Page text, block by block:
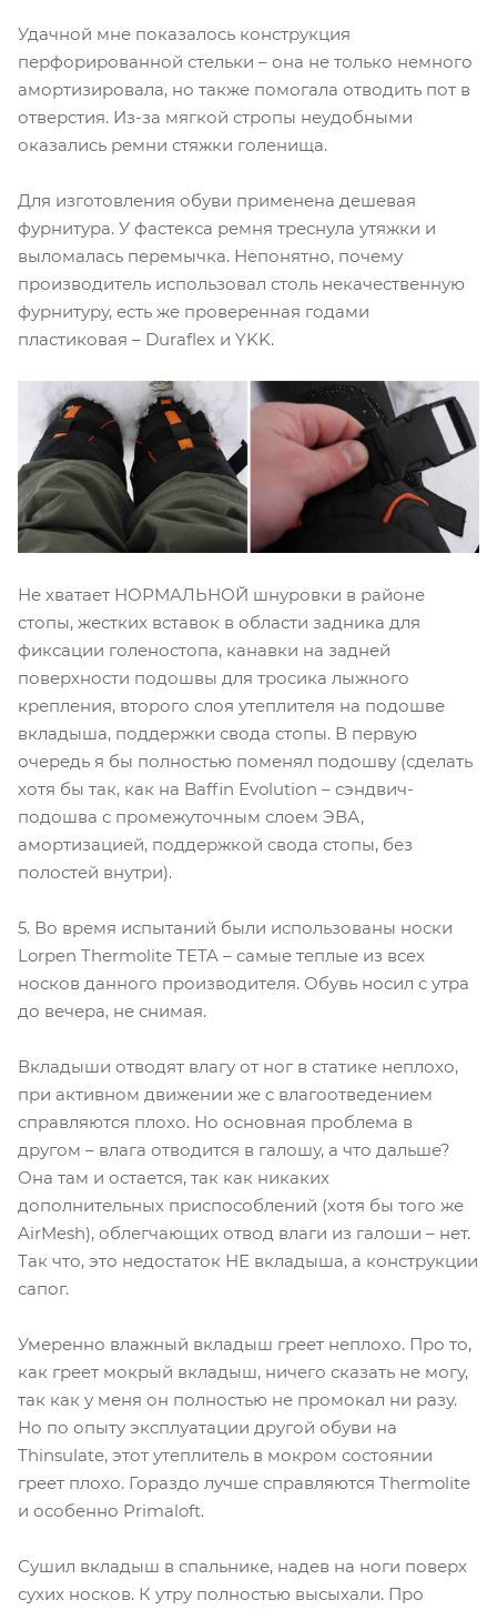
Удачной мне показалось конструкция
перфорированной стельки – она не только немного
амортизировала, но также помогала отводить пот в
отверстия. Из-за мягкой стропы неудобными
оказались ремни стяжки голенища.
Для изготовления обуви применена дешевая
фурнитура. У фастекса ремня треснула утяжки и
выломалась перемычка. Непонятно, почему
производитель использовал столь некачественную
фурнитуру, есть же проверенная годами
пластиковая – Duraflex и YKK.
Не хватает НОРМАЛЬНОЙ шнуровки в районе
стопы, жестких вставок в области задника для
фиксации голеностопа, канавки на задней
поверхности подошвы для тросика лыжного
крепления, второго слоя утеплителя на подошве
вкладыша, поддержки свода стопы. В первую
очередь я бы полностью поменял подошву (сделать
хотя бы так, как на Baffin Evolutiоn – сэндвич-
подошва с промежуточным слоем ЭВА,
амортизацией, поддержкой свода стопы, без
полостей внутри).
5. Во время испытаний были использованы носки
Lorpen Thermolite TETA – самые теплые из всех
носков данного производителя. Обувь носил с утра
до вечера, не снимая.
Вкладыши отводят влагу от ног в статике неплохо,
при активном движении же с влагоотведением
справляются плохо. Но основная проблема в
другом – влага отводится в галошу, а что дальше?
Она там и остается, так как никаких
дополнительных приспособлений (хотя бы того же
AirMesh), облегчающих отвод влаги из галоши – нет.
Так что, это недостаток НЕ вкладыша, а конструкции
сапог.
Умеренно влажный вкладыш греет неплохо. Про то,
как греет мокрый вкладыш, ничего сказать не могу,
так как у меня он полностью не промокал ни разу.
Но по опыту эксплуатации другой обуви на
Thinsulate, этот утеплитель в мокром состоянии
греет плохо. Гораздо лучше справляются Thermolite
и особенно Primaloft.
Сушил вкладыш в спальнике, надев на ноги поверх
сухих носков. К утру полностью высыхали. Про